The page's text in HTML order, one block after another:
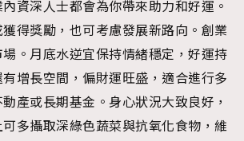
資深人士都會為你帶來助力和好運。
得獎勵，也可考慮發展新路向。創業
。月底水逆宜保持情緒穩定，好運持
增長空間，偏財運旺盛，適合進行多
產或長期基金。身心狀況大致良好，
多攝取深綠色蔬菜與抗氧化食物，維